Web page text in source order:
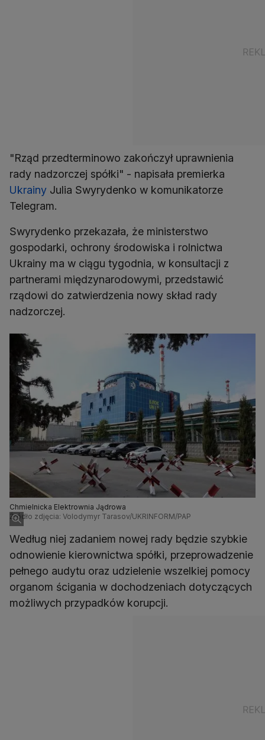
"Rząd przedterminowo zakończył uprawnienia
rady nadzorczej spółki" - napisała premierka
Ukrainy Julia Swyrydenko w komunikatorze
Telegram.
Swyrydenko przekazała, że ministerstwo
gospodarki, ochrony środowiska i rolnictwa
Ukrainy ma w ciągu tygodnia, w konsultacji z
partnerami międzynarodowymi, przedstawić
rządowi do zatwierdzenia nowy skład rady
nadzorczej.
Chmielnicka Elektrownia Jądrowa
Źródło zdjęcia: Volodymyr Tarasov/UKRINFORM/PAP
Według niej zadaniem nowej rady będzie szybkie
odnowienie kierownictwa spółki, przeprowadzenie
pełnego audytu oraz udzielenie wszelkiej pomocy
organom ścigania w dochodzeniach dotyczących
możliwych przypadków korupcji.